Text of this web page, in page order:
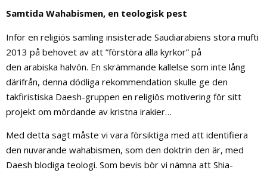
Samtida Wahabismen, en teologisk pest
Inför en religiös samling insisterade Saudiarabiens stora mufti
2013 på behovet av att ”förstöra alla kyrkor” på
den arabiska halvön. En skrämmande kallelse som inte lång
därifrån, denna dödliga rekommendation skulle ge den
takfiristiska Daesh-gruppen en religiös motivering för sitt
projekt om mördande av kristna irakier…
Med detta sagt måste vi vara försiktiga med att identifiera
den nuvarande wahabismen, som den doktrin den är, med
Daesh blodiga teologi. Som bevis bör vi nämna att Shia-